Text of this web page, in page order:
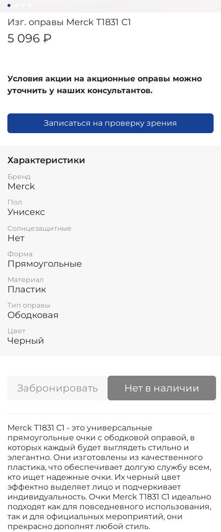
Изг. оправы Merck T1831 C1
5 096 ₽
Условия акции на акционные оправы можно
уточнить у наших консультантов.
Записаться на проверку зрения
Характеристики
Бренд
Merck
Пол
Унисекс
Солнцезащитные
Нет
Форма
Прямоугольные
Материал
Пластик
Тип оправы
Ободковая
Цвет
Черный
Забронировать Нет в наличии
Merck T1831 C1 - это универсальные
прямоугольные очки с ободковой оправой, в
которых каждый будет выглядеть стильно и
элегантно. Они изготовлены из качественного
пластика, что обеспечивает долгую службу всем,
кто ищет надежные очки. Их черный цвет
эффектно выделяет лицо и подчеркивает
индивидуальность. Очки Merck T1831 C1 идеально
подходят как для повседневного использования,
так и для официальных мероприятий, они
прекрасно дополнят любой стиль.